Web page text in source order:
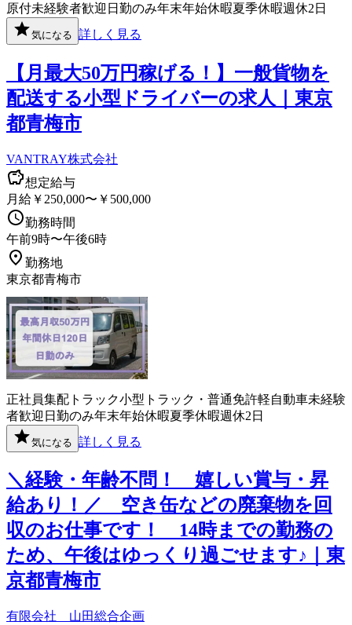
原付未経験者歓迎 日勤のみ年末年始休暇夏季休暇週休2日
気になる 詳しく見る
【月最大50万円稼げる！】一般貨物を
配送する小型ドライバーの求人｜東京
都青梅市
VANTRAY株式会社
想定給与
月給￥250,000〜￥500,000
勤務時間
午前9時〜午後6時
勤務地
東京都青梅市
正社員集配 トラック小型トラック・普通免許軽自動車未経験
者歓迎 日勤のみ年末年始休暇夏季休暇週休2日
気になる 詳しく見る
＼経験・年齢不問！ 嬉しい賞与・昇
給あり！／ 空き缶などの廃棄物を回
収のお仕事です！ 14時までの勤務の
ため、午後はゆっくり過ごせます♪｜東
京都青梅市
有限会社 山田総合企画